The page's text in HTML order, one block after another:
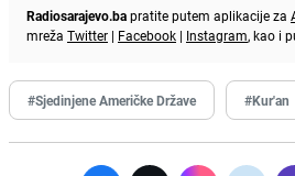
Radiosarajevo.bapratite putem aplikacije za
mreža Twitter | Facebook | Instagram, kao i
#Sjedinjene Američke Države #Kur'an